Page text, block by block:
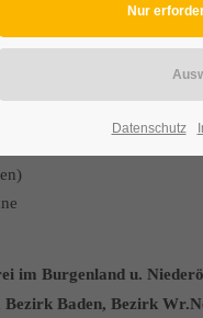
im Burgenland u.
Bezirk Baden, Bezirk
Datenschutz